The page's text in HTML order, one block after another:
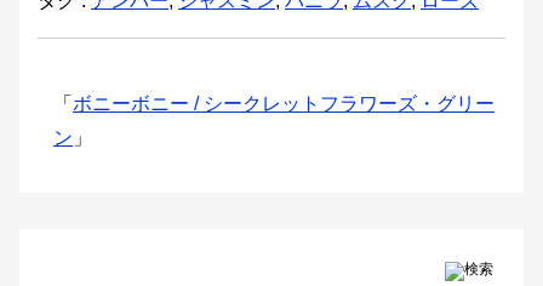
「 ボニーボニー / シークレットフラワーズ・グリー
ン 」